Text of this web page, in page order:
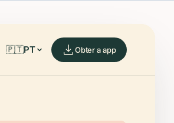
🇵🇹PT Obter a app